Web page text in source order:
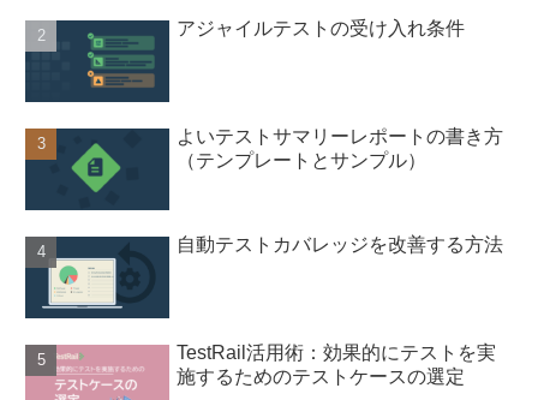
アジャイルテストの受け入れ条件
よいテストサマリーレポートの書き方
（テンプレートとサンプル）
自動テストカバレッジを改善する方法
TestRail活用術：効果的にテストを実
施するためのテストケースの選定